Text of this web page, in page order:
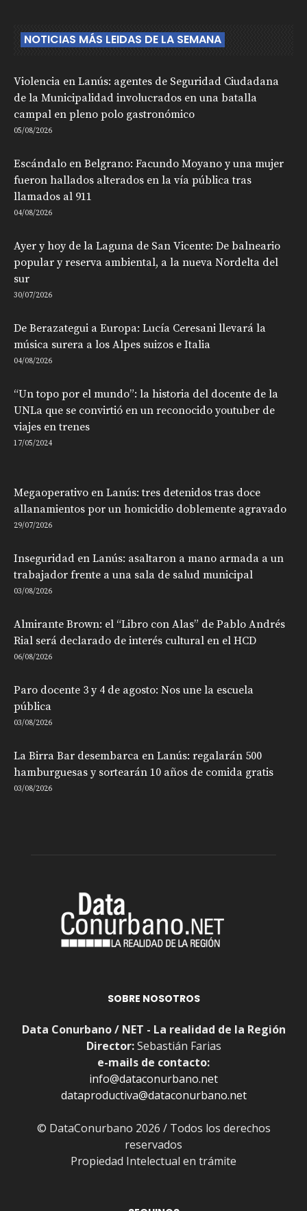
NOTICIAS MÁS LEIDAS DE LA SEMANA
Violencia en Lanús: agentes de Seguridad Ciudadana
de la Municipalidad involucrados en una batalla
campal en pleno polo gastronómico
05/08/2026
Escándalo en Belgrano: Facundo Moyano y una mujer
fueron hallados alterados en la vía pública tras
llamados al 911
04/08/2026
Ayer y hoy de la Laguna de San Vicente: De balneario
popular y reserva ambiental, a la nueva Nordelta del
sur
30/07/2026
De Berazategui a Europa: Lucía Ceresani llevará la
música surera a los Alpes suizos e Italia
04/08/2026
“Un topo por el mundo”: la historia del docente de la
UNLa que se convirtió en un reconocido youtuber de
viajes en trenes
17/05/2024
Megaoperativo en Lanús: tres detenidos tras doce
allanamientos por un homicidio doblemente agravado
29/07/2026
Inseguridad en Lanús: asaltaron a mano armada a un
trabajador frente a una sala de salud municipal
03/08/2026
Almirante Brown: el “Libro con Alas” de Pablo Andrés
Rial será declarado de interés cultural en el HCD
06/08/2026
Paro docente 3 y 4 de agosto: Nos une la escuela
pública
03/08/2026
La Birra Bar desembarca en Lanús: regalarán 500
hamburguesas y sortearán 10 años de comida gratis
03/08/2026
SOBRE NOSOTROS
Data Conurbano / NET - La realidad de la Región
Director:Sebastián Farias
e-mails de contacto:
info@dataconurbano.net
dataproductiva@dataconurbano.net
© DataConurbano 2026 / Todos los derechos
reservados
Propiedad Intelectual en trámite